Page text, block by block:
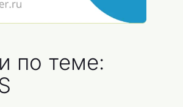
по теме: